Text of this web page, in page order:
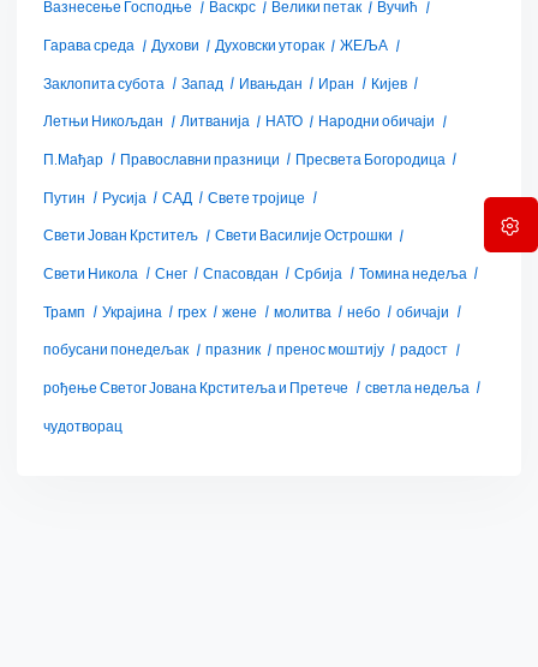
Вазнесење Господње Васкрс Велики петак
Вучић
Гарава среда
Духови Духовски уторак
ЖЕЉА
Заклопита субота
Запад Ивањдан Иран
Кијев
Летњи Никољдан
Литванија НАТО
Народни обичаји
П.Мађар
Православни празници
Пресвета Богородица
Путин
Русија САД
Свете тројице
Свети Јован Крститељ
Свети Василије Острошки
Свети Никола
Снег Спасовдан Србија
Томина недеља
Трамп
Украјина грех жене молитва небо
обичаји
побусани понедељак
празник пренос моштију
радост
рођење Светог Јована Крститеља и Претече
светла недеља
чудотворац